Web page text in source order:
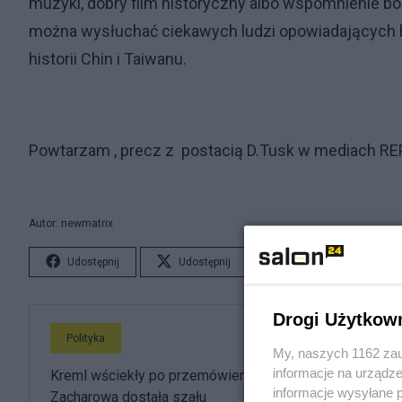
można wysłuchać ciekawych ludzi
historii Chin i Taiwanu.
Powtarzam , precz z postacią D.Tusk w mediach
Autor: newmatrix
Udostępnij Udostępnij Lubię to!
Polityka
Kreml wściekły po przemówieniu Nawrockiego.
Zacharowa dostała szału
Drogi
My, naszych 1162
informacje na
informacje wysyłane